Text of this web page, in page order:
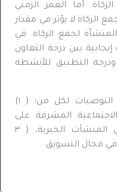
أما العمر الزمني
لا يؤثر في مقدار
لجمع الزكاة. في
بين درجة التعاون
التطبيق للأنشطة
وأخيرا قدم الباحث مجموعة من التوصيات لكل من؛ ( ١)
المشرفة على
المنشآت الخيرية، ( ٢) ومسئولي المنشآت الخيرية، ( ٣
مجال التسويق.